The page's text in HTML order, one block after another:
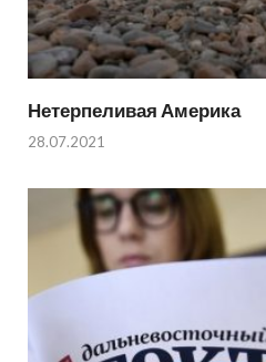
Нетерпеливая Америка
28.07.2021